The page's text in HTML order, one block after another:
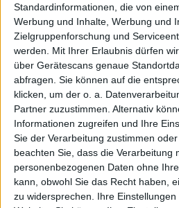
Standardinformationen, die von
Werbung und Inhalte, Werbung und
Zielgruppenforschung und
werden.
Mit Ihrer Erlaubnis dürfen
über Gerätescans genaue
abfragen. Sie können auf die
klicken, um der o. a.
Partner zuzustimmen. Alternativ
Informationen zugreifen und Ihre
Sie der Verarbeitung zustimmen oder
beachten Sie, dass die Verarbeitung
personenbezogenen Daten ohne
kann, obwohl Sie das Recht haben,
zu widersprechen. Ihre